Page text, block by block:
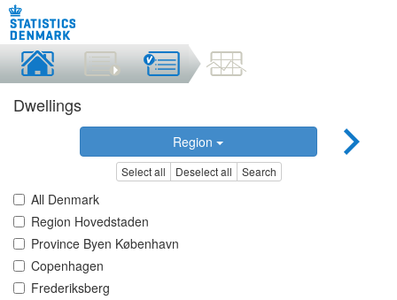
Dwellings
Region
Select all Deselect all Search
All Denmark
Region Hovedstaden
Province Byen København
Copenhagen
Frederiksberg